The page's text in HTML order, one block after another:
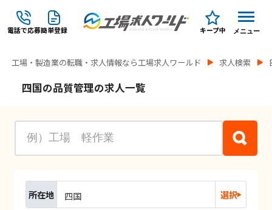
電話で応募簡単登録 キープ中 メニュー
工場・製造業の転職・求人情報なら工場求人ワールド 求人検索
四国の品質管理の求人一覧
所在地 四国 選択